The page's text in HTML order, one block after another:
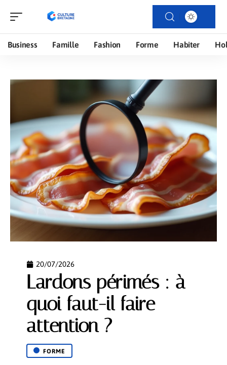
Business Famille Fashion Forme Habiter
20/07/2026
Lardons périmés : à
quoi faut-il faire
attention ?
FORME